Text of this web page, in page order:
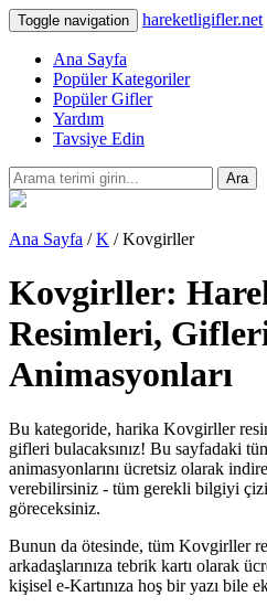
Toggle navigation hareketligifler.net
Ana Sayfa
Popüler Kategoriler
Popüler Gifler
Yardım
Tavsiye Edin
Ara
Ana Sayfa /K / Kovgirller
Kovgirller:
Resimleri,
Animasyonları
Bu kategoride, harika Kovgirller
gifleri bulacaksınız! Bu sayfadaki
animasyonlarını ücretsiz olarak
verebilirsiniz - tüm gerekli bilgiyi
göreceksiniz.
Bunun da ötesinde, tüm Kovgirller
arkadaşlarınıza tebrik kartı olarak
kişisel e-Kartınıza hoş bir yazı bile